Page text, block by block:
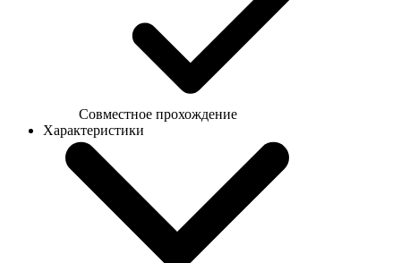
Совместное прохождение
Характеристики